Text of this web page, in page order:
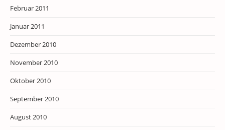
Februar 2011
Januar 2011
Dezember 2010
November 2010
Oktober 2010
September 2010
August 2010